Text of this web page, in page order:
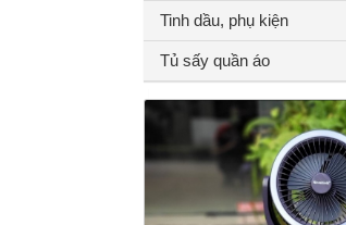
Tinh dầu, phụ kiện
Tủ sấy quần áo